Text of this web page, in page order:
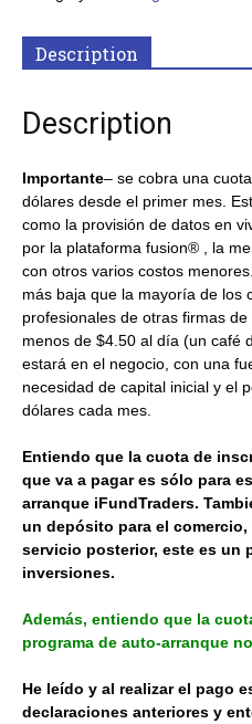
Description
Description
Importante– se cobra una
dólares desde el primer mes.
como la provisión de datos en
por la plataforma fusion® , la
con otros varios costos
más baja que la mayoría de los
profesionales de otras firmas
menos de $4.50 al día (un café
estará en el negocio, con una
necesidad de capital inicial y el
dólares cada mes.
Entiendo que la cuota de
que va a pagar es sólo para
arranque iFundTraders.
un depósito para el
servicio posterior, este es un
inversiones.
Además, entiendo que la
programa de auto-arranque
He leído y al realizar el pago
declaraciones anteriores y